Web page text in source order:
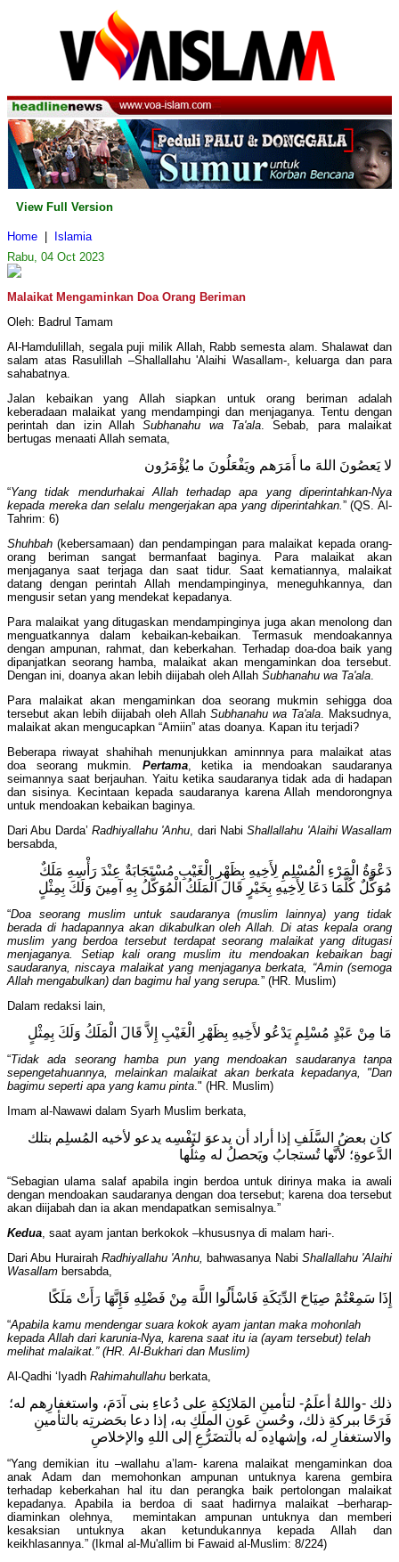
View Full Version
Home
Islamia
Rabu, 04 Oct 2023
Malaikat Mengaminkan Doa Orang Beriman
Oleh: Badrul Tamam
Al-Hamdulillah, segala puji milik Allah, Rabb semesta alam. Shalawat dan
salam atas Rasulillah –Shallallahu 'Alaihi Wasallam-, keluarga dan para
sahabatnya.
Jalan kebaikan yang Allah siapkan untuk orang beriman adalah
keberadaan malaikat yang mendampingi dan menjaganya. Tentu dengan
perintah dan izin AllahSubhanahu wa Ta'ala. Sebab, para malaikat
bertugas menaati Allah semata,
لا يَعصُونَ اللهَ ما أَمَرَهم ويَفْعَلُونَ ما يُؤْمَرُون
“Yang tidak mendurhakai Allah terhadap apa yang diperintahkan-Nya
kepada mereka dan selalu mengerjakan apa yang diperintahkan.” (QS. Al-
Tahrim: 6)
Shuhbah (kebersamaan) dan pendampingan para malaikat kepada orang-
orang beriman sangat bermanfaat baginya. Para malaikat akan
menjaganya saat terjaga dan saat tidur. Saat kematiannya, malaikat
datang dengan perintah Allah mendampinginya, meneguhkannya, dan
mengusir setan yang mendekat kepadanya.
Para malaikat yang ditugaskan mendampinginya juga akan menolong dan
menguatkannya dalam kebaikan-kebaikan. Termasuk mendoakannya
dengan ampunan, rahmat, dan keberkahan. Terhadap doa-doa baik yang
dipanjatkan seorang hamba, malaikat akan mengaminkan doa tersebut.
Dengan ini, doanya akan lebih diijabah oleh Allah Subhanahu wa Ta'ala.
Para malaikat akan mengaminkan doa seorang mukmin sehigga doa
tersebut akan lebih diijabah oleh Allah Subhanahu wa Ta'ala. Maksudnya,
malaikat akan mengucapkan “Amiin” atas doanya. Kapan itu terjadi?
Beberapa riwayat shahihah menunjukkan aminnnya para malaikat atas
doa seorang mukmin. Pertama, ketika ia mendoakan saudaranya
seimannya saat berjauhan. Yaitu ketika saudaranya tidak ada di hadapan
dan sisinya. Kecintaan kepada saudaranya karena Allah mendorongnya
untuk mendoakan kebaikan baginya.
Dari Abu Darda’ Radhiyallahu 'Anhu, dari NabiShallallahu 'Alaihi Wasallam
bersabda,
دَعْوَةُ الْمَرْءِ الْمُسْلِمِ لِأَخِيهِ بِظَهْرِ الْغَيْبِ مُسْتَجَابَةٌ عِنْدَ رَأْسِهِ مَلَكٌ
مُوَكَّلٌ كُلَّمَا دَعَا لِأَخِيهِ بِخَيْرٍ قَالَ الْمَلَكُ الْمُوَكَّلُ بِهِ آمِينَ وَلَكَ بِمِثْلٍ
“Doa seorang muslim untuk saudaranya (muslim lainnya) yang tidak
berada di hadapannya akan dikabulkan oleh Allah. Di atas kepala orang
muslim yang berdoa tersebut terdapat seorang malaikat yang ditugasi
menjaganya. Setiap kali orang muslim itu mendoakan kebaikan bagi
saudaranya, niscaya malaikat yang menjaganya berkata, “Amin (semoga
Allah mengabulkan) dan bagimu hal yang serupa.” (HR. Muslim)
Dalam redaksi lain,
مَا مِنْ عَبْدٍ مُسْلِمٍ يَدْعُو لأَخِيهِ بِظَهْرِ الْغَيْبِ إِلاَّ قَالَ الْمَلَكُ وَلَكَ بِمِثْلٍ
“Tidak ada seorang hamba pun yang mendoakan saudaranya tanpa
sepengetahuannya, melainkan malaikat akan berkata kepadanya, "Dan
bagimu seperti apa yang kamu pinta." (HR. Muslim)
Imam al-Nawawi dalam Syarh Muslim berkata,
كان بعضُ السَّلَفِ إذا أراد أن يدعوَ لنَفْسِه يدعو لأخيه المُسلِم بتلك
الدَّعوةِ؛ لأنَّها تُستجابُ ويَحصلُ له مِثلُها
“Sebagian ulama salaf apabila ingin berdoa untuk dirinya maka ia awali
dengan mendoakan saudaranya dengan doa tersebut; karena doa tersebut
akan diijabah dan ia akan mendapatkan semisalnya.”
Kedua, saat ayam jantan berkokok –khususnya di malam hari-.
Dari Abu Hurairah Radhiyallahu 'Anhu, bahwasanya Nabi Shallallahu 'Alaihi
Wasallam bersabda,
إِذَا سَمِعْتُمْ صِيَاحَ الدِّيَكَةِ فَاسْأَلُوا اللَّهَ مِنْ فَضْلِهِ فَإِنَّهَا رَأَتْ مَلَكًا
“Apabila kamu mendengar suara kokok ayam jantan maka mohonlah
kepada Allah dari karunia-Nya, karena saat itu ia (ayam tersebut) telah
melihat malaikat.” (HR. Al-Bukhari dan Muslim)
Al-Qadhi ‘Iyadh Rahimahullahu berkata,
ذلك -واللهُ أعلَمُ- لتأمينِ المَلائِكةِ على دُعاءِ بنى آدَمَ، واستغفارِهم له؛
فَرَحًا ببركةِ ذلك، وحُسنِ عَونِ الملَكِ به، إذا دعا بحَضرتِه بالتأمينِ
والاستغفارِ له، وإشهادِه له بالتضَرُّعِ إلى اللهِ والإخلاصِ
“Yang demikian itu –wallahu a’lam- karena malaikat mengaminkan doa
anak Adam dan memohonkan ampunan untuknya karena gembira
terhadap keberkahan hal itu dan perangka baik pertolongan malaikat
kepadanya. Apabila ia berdoa di saat hadirnya malaikat –berharap-
diaminkan olehnya, memintakan ampunan untuknya dan memberi
kesaksian untuknya akan ketundukannya kepada Allah dan
keikhlasannya.” (Ikmal al-Mu'allim bi Fawaid al-Muslim: 8/224)